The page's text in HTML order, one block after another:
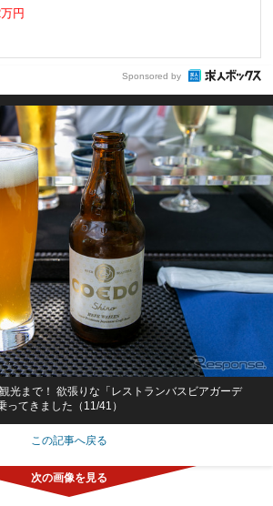
円
Sponsored by
光まで！ 欲張りな「レストランバスビアガーデ
てきました（11/41）
この記事へ戻る